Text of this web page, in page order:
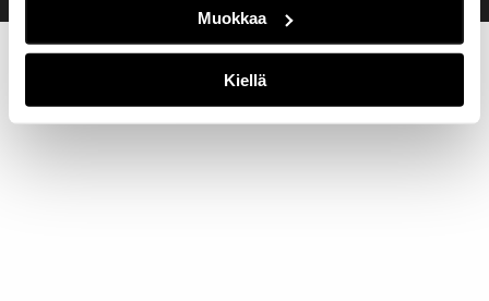
Muokkaa
Kiellä